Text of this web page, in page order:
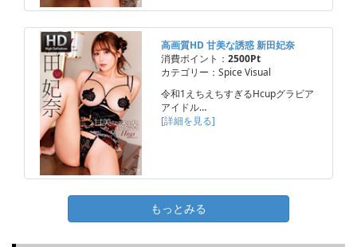
高画質HD 甘美な誘惑 新田妃奈
消費ポイント： 2500Pt
カテゴリー：Spice Visual
令和1えちえちすぎるHcupグラビア
アイドル…
[詳細を見る]
もっとみる